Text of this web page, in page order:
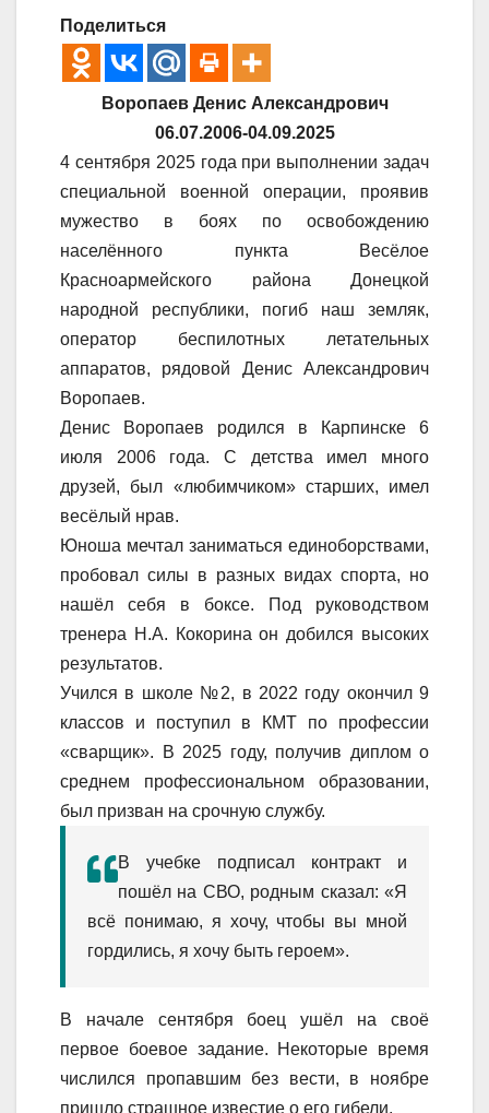
Поделиться
Воропаев Денис Александрович
06.07.2006-04.09.2025
4 сентября 2025 года при выполнении задач
специальной военной операции, проявив
мужество в боях по освобождению
населённого пункта Весёлое
Красноармейского района Донецкой
народной республики, погиб наш земляк,
оператор беспилотных летательных
аппаратов, рядовой Денис Александрович
Воропаев.
Денис Воропаев родился в Карпинске 6
июля 2006 года. С детства имел много
друзей, был «любимчиком» старших, имел
весёлый нрав.
Юноша мечтал заниматься единоборствами,
пробовал силы в разных видах спорта, но
нашёл себя в боксе. Под руководством
тренера Н.А. Кокорина он добился высоких
результатов.
Учился в школе №2, в 2022 году окончил 9
классов и поступил в КМТ по профессии
«сварщик». В 2025 году, получив диплом о
среднем профессиональном образовании,
был призван на срочную службу.
В учебке подписал контракт и
пошёл на СВО, родным сказал: «Я
всё понимаю, я хочу, чтобы вы мной
гордились, я хочу быть героем».
В начале сентября боец ушёл на своё
первое боевое задание. Некоторые время
числился пропавшим без вести, в ноябре
пришло страшное известие о его гибели.